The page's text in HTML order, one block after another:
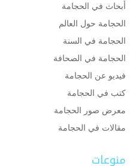
أبحاث في الحجامة
الحجامة حول العالم
الحجامة في السنة
الحجامة في الصحافة
فيديو عن الحجامة
كتب في الحجامة
معرض صور الحجامة
مقالات في الحجامة
منوعات